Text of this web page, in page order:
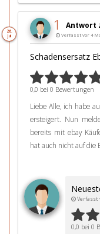
26.
Jul
1 Antwort
Verfasst vor 4
Schadensersatz
0,0 bei 0 Bewertungen
Liebe Alle, ich habe
ersteigert. Nun
bereits mit ebay
hat auch nicht auf die
Verfasst
0,0 bei 0